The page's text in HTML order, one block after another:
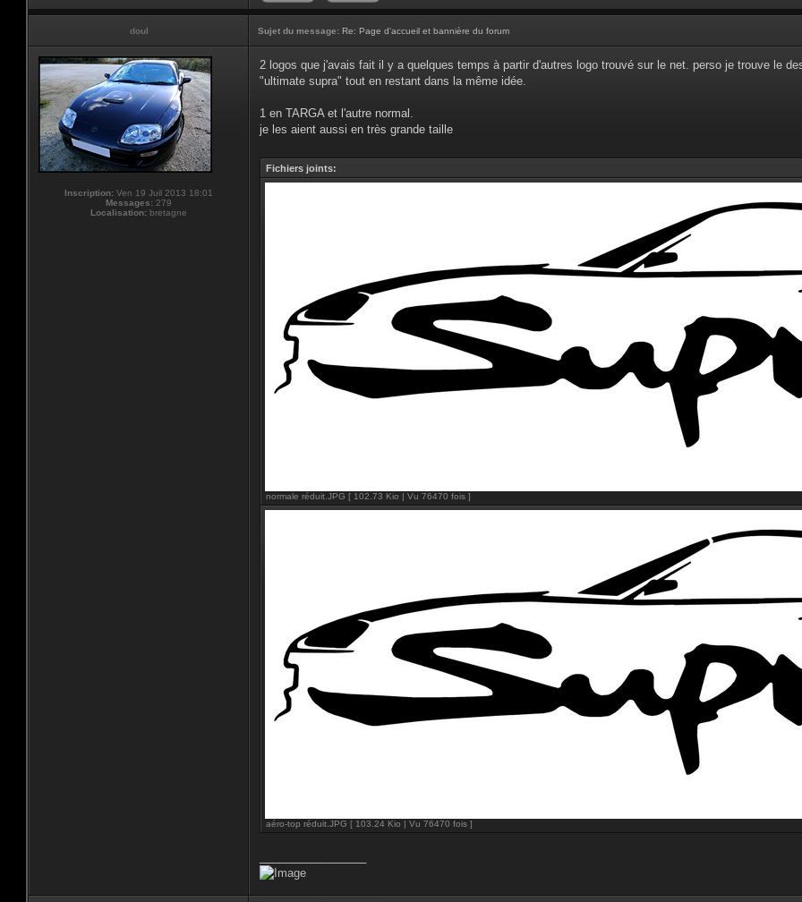
doul Sujet du message: Re: Page d'accueil et bannière du forum
Inscription: Ven 19 Juil 2013 18:01
Messages: 279
Localisation: bretagne
2 logos que j'avais fait il y a quelques temps à partir d'autres logo trouvé sur le net. perso je trouve le
"ultimate supra" tout en restant dans la même idée.
1 en TARGA et l'autre normal.
je les aient aussi en très grande taille
Fichiers joints:
normale réduit.JPG [ 102.73 Kio | Vu 76470 fois ]
aéro-top réduit.JPG [ 103.24 Kio | Vu 76470 fois ]